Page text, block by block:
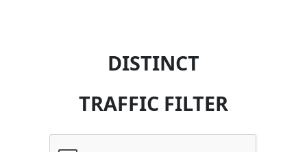
DISTINCT
TRAFFIC FILTER